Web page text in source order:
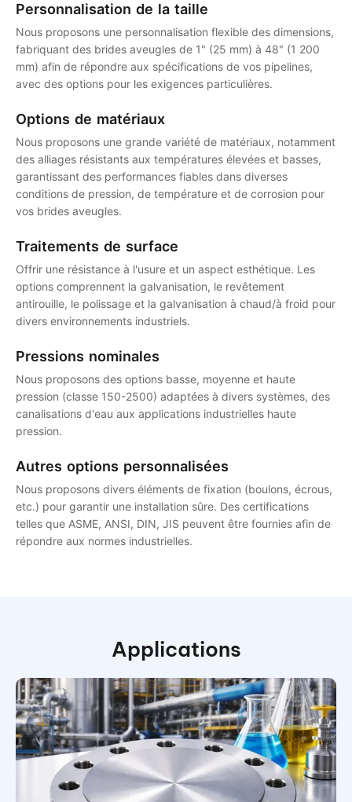
Personnalisation de la taille
Nous proposons une personnalisation flexible des dimensions,
fabriquant des brides aveugles de 1" (25 mm) à 48" (1 200
mm) afin de répondre aux spécifications de vos pipelines,
avec des options pour les exigences particulières.
Options de matériaux
Nous proposons une grande variété de matériaux, notamment
des alliages résistants aux températures élevées et basses,
garantissant des performances fiables dans diverses
conditions de pression, de température et de corrosion pour
vos brides aveugles.
Traitements de surface
Offrir une résistance à l'usure et un aspect esthétique. Les
options comprennent la galvanisation, le revêtement
antirouille, le polissage et la galvanisation à chaud/à froid pour
divers environnements industriels.
Pressions nominales
Nous proposons des options basse, moyenne et haute
pression (classe 150-2500) adaptées à divers systèmes, des
canalisations d'eau aux applications industrielles haute
pression.
Autres options personnalisées
Nous proposons divers éléments de fixation (boulons, écrous,
etc.) pour garantir une installation sûre. Des certifications
telles que ASME, ANSI, DIN, JIS peuvent être fournies afin de
répondre aux normes industrielles.
Applications